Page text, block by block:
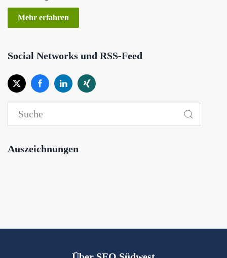
Mehr erfahren
Social Networks und RSS-Feed
Auszeichnungen